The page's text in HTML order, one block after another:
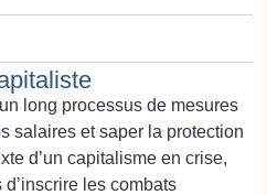
long processus de mesures
salaires et saper la protection
d’un capitalisme en crise,
les combats